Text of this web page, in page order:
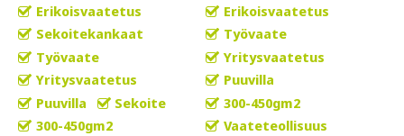
Erikoisvaatetus
Sekoitekankaat
Työvaate
Yritysvaatetus
Puuvilla
Sekoite
300-450gm2
Erikoisvaatetus
Työvaate
Yritysvaatetus
Puuvilla
300-450gm2
Vaateteollisuus